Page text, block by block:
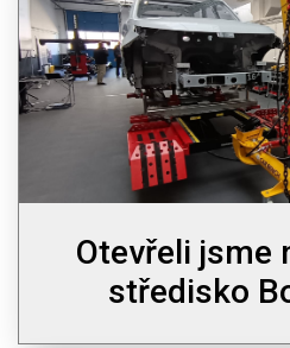
Otevřeli jsme
středisko